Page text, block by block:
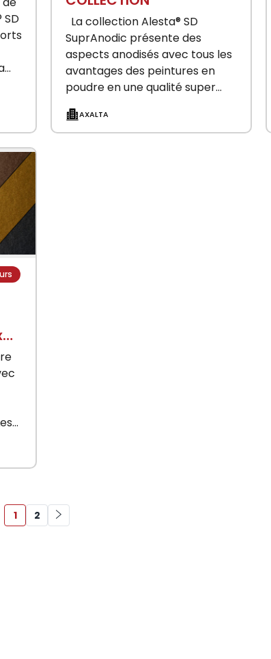
La collection Alesta® SD
SuprAnodic présente des
aspects anodisés avec tous les
avantages des peintures en
poudre en une qualité super
nuancier regroupant des
peintures en poudre, dans les
AXALTA
1 2